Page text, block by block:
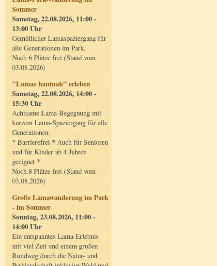
Sommer
Samstag, 22.08.2026, 11:00 -
13:00 Uhr
Gemütlicher Lamaspaziergang für
alle Generationen im Park.
Noch 6 Plätze frei (Stand vom
03.08.2026)
"Lamas hautnah" erleben
Samstag, 22.08.2026, 14:00 -
15:30 Uhr
Achtsame Lama-Begegnung mit
kurzem Lama-Spaziergang für alle
Generationen.
* Barrierefrei * Auch für Senioren
und für Kinder ab 4 Jahren
geeignet *
Noch 8 Plätze frei (Stand vom
03.08.2026)
Große Lamawanderung im Park
- im Sommer
Sonntag, 23.08.2026, 11:00 -
14:00 Uhr
Ein entspanntes Lama-Erlebnis
mit viel Zeit und einem großen
Rundweg durch die Natur- und